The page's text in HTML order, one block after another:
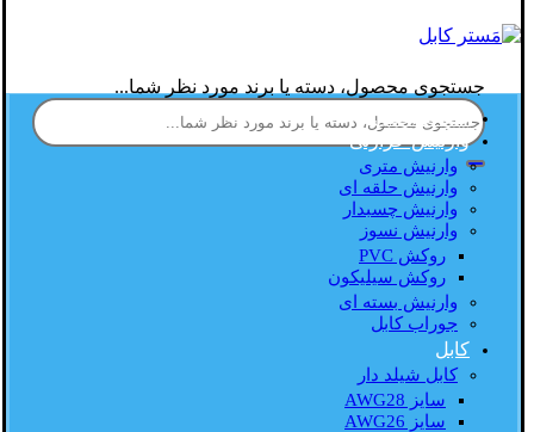
جستجوی محصول، دسته یا برند مورد نظر شما...
صفحه اصلی
وارنیش حرارتی
وارنیش متری
وارنیش حلقه ای
وارنیش چسبدار
وارنیش نسوز
روکش PVC
روکش سیلیکون
وارنیش بسته ای
جوراب کابل
کابل
کابل شیلد دار
سایز AWG28
سایز AWG26